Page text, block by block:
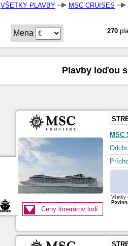
VŠETKY PLAVBY MSC CRUISES
Mena 270
Plavby loďou
MSC
Ceny itinerárov lodí
Všetky